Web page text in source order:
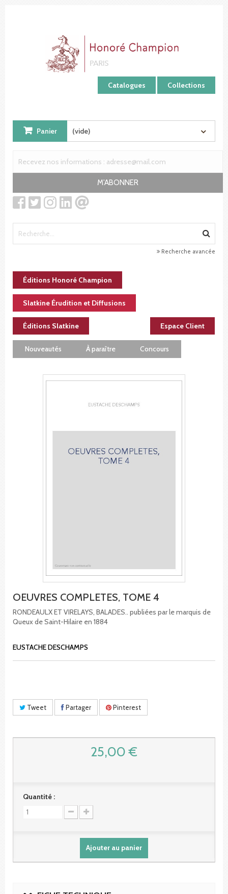
Catalogues Collections
Panier (vide)
M'ABONNER
Recherche avancée
Éditions Honoré Champion
Slatkine Érudition et Diffusions
Éditions Slatkine Espace Client
Nouveautés À paraître Concours
OEUVRES COMPLETES, TOME 4
RONDEAULX ET VIRELAYS, BALADES.. publiées par le marquis de
Queux de Saint-Hilaire en 1884
EUSTACHE DESCHAMPS
Tweet Partager Pinterest
25,00 €
Quantité :
Ajouter au panier